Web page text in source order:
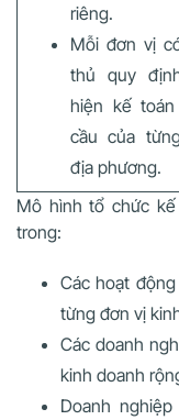
riêng.
Mỗi đơn vị
thủ quy
hiện kế
cầu của
địa phương.
Mô hình tổ chức
trong:
Các hoạt
từng đơn vị
Các doanh
kinh doanh
Doanh